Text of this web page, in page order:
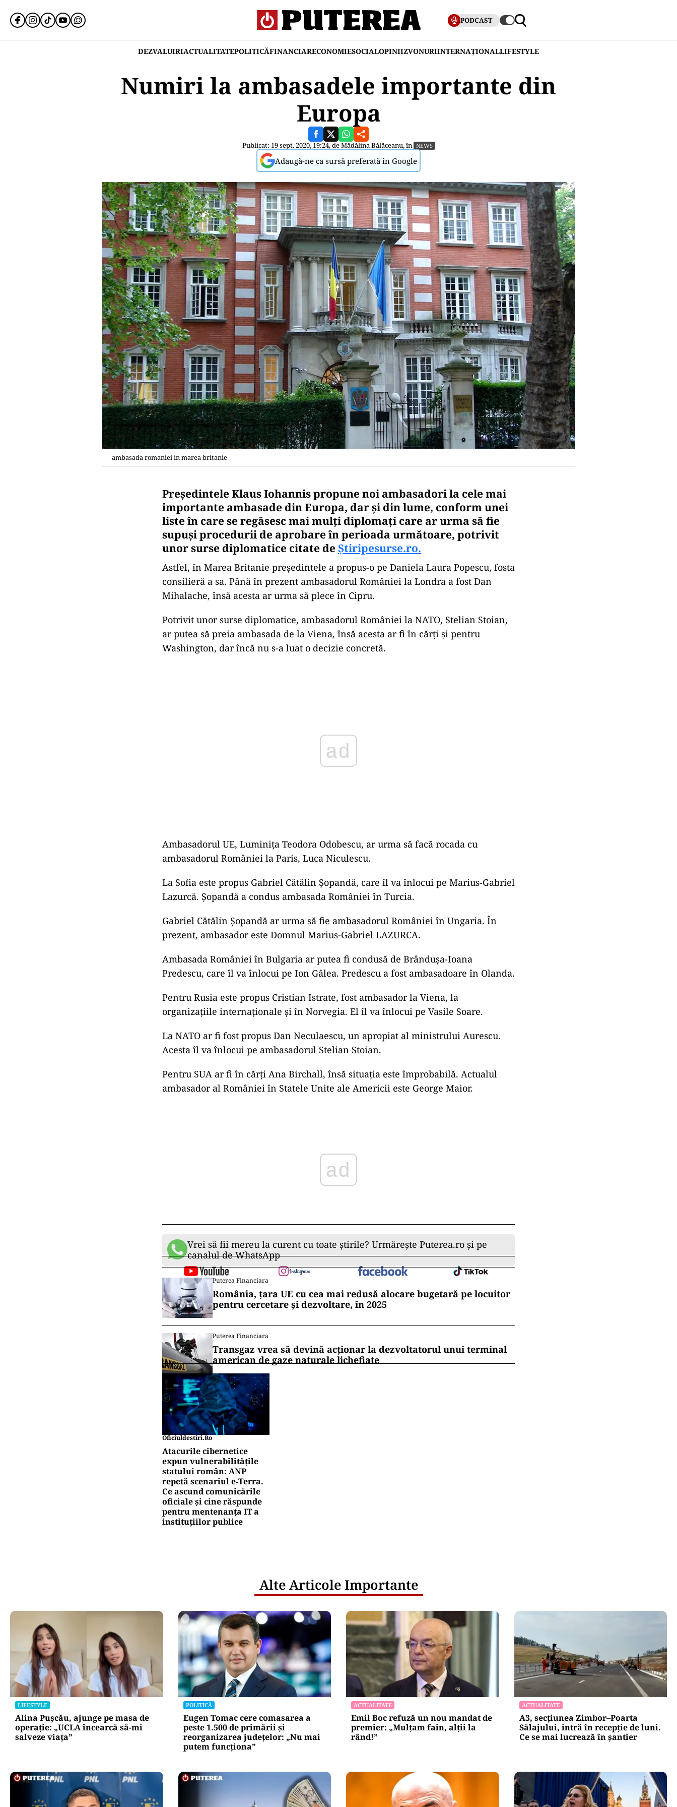
PODCAST
DEZVALUIRIACTUALITATEPOLITICĂFINANCIARECONOMIESOCIALOPINIIZVONURIINTERNAȚIONALLIFESTYLE
Numiri la ambasadele importante din
Europa
Publicat: 19 sept. 2020, 19:24, deMădălina Bălăceanu, în NEWS
Adaugă-ne ca sursă preferată în Google
ambasada romaniei in marea britanie
Președintele Klaus Iohannis propune noi ambasadori la cele mai
importante ambasade din Europa, dar și din lume, conform unei
liste în care se regăsesc mai mulți diplomați care ar urma să fie
supuși procedurii de aprobare în perioada următoare, potrivit
unor surse diplomatice citate deȘtiripesurse.ro.
Astfel, în Marea Britanie președintele a propus-o pe Daniela Laura Popescu, fosta
consilieră a sa. Până în prezent ambasadorul României la Londra a fost Dan
Mihalache, însă acesta ar urma să plece în Cipru.
Potrivit unor surse diplomatice, ambasadorul României la NATO, Stelian Stoian,
ar putea să preia ambasada de la Viena, însă acesta ar fi în cărți și pentru
Washington, dar încă nu s-a luat o decizie concretă.
Ambasadorul UE, Luminița Teodora Odobescu, ar urma să facă rocada cu
ambasadorul României la Paris, Luca Niculescu.
La Sofia este propus Gabriel Cătălin Șopandă, care îl va înlocui pe Marius-Gabriel
Lazurcă. Șopandă a condus ambasada României în Turcia.
Gabriel Cătălin Șopandă ar urma să fie ambasadorul României în Ungaria. În
prezent, ambasador este Domnul Marius-Gabriel LAZURCA.
Ambasada României în Bulgaria ar putea fi condusă de Brândușa-Ioana
Predescu, care îl va înlocui pe Ion Gâlea. Predescu a fost ambasadoare în Olanda.
Pentru Rusia este propus Cristian Istrate, fost ambasador la Viena, la
organizațiile internaționale și în Norvegia. El îl va înlocui pe Vasile Soare.
La NATO ar fi fost propus Dan Neculaescu, un apropiat al ministrului Aurescu.
Acesta îl va înlocui pe ambasadorul Stelian Stoian.
Pentru SUA ar fi în cărți Ana Birchall, însă situația este împrobabilă. Actualul
ambasador al României în Statele Unite ale Americii este George Maior.
ad
Vrei să fii mereu la curent cu toate știrile? Urmărește Puterea.ro și pe
canalul de WhatsApp
Puterea Financiara
România, țara UE cu cea mai redusă alocare bugetară pe locuitor
pentru cercetare și dezvoltare, în 2025
Puterea Financiara
Transgaz vrea să devină acționar la dezvoltatorul unui terminal
american de gaze naturale lichefiate
Oficiuldestiri.ro
Atacurile cibernetice
expun vulnerabilitățile
statului român: ANP
repetă scenariul e‑Terra.
Ce ascund comunicările
oficiale și cine răspunde
pentru mentenanța IT a
instituțiilor publice
Alte Articole Importante
LIFESTYLE
Alina Pușcău, ajunge pe masa de
operație: „UCLA încearcă să-mi
salveze viața”
POLITICĂ
Eugen Tomac cere comasarea a
peste 1.500 de primării și
reorganizarea județelor: „Nu mai
putem funcționa”
ACTUALITATE
Emil Boc refuză un nou mandat de
premier: „Mulțam fain, alții la
rând!”
ACTUALITATE
A3, secțiunea Zimbor–Poarta
Sălajului, intră în recepție de luni.
Ce se mai lucrează în șantier